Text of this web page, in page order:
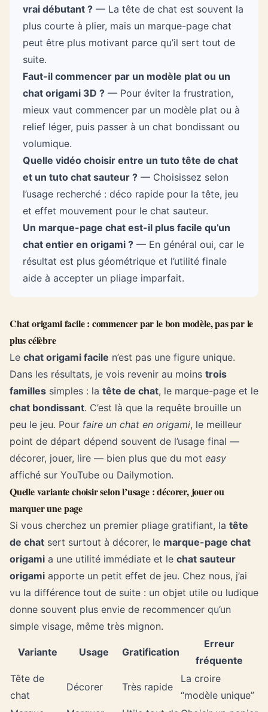
vrai débutant ? — La tête de chat est souvent la
plus courte à plier, mais un marque-page chat
peut être plus motivant parce qu’il sert tout de
suite.
Faut-il commencer par un modèle plat ou un
chat origami 3D ? — Pour éviter la frustration,
mieux vaut commencer par un modèle plat ou à
relief léger, puis passer à un chat bondissant ou
volumique.
Quelle vidéo choisir entre un tuto tête de chat
et un tuto chat sauteur ? — Choisissez selon
l’usage recherché : déco rapide pour la tête, jeu
et effet mouvement pour le chat sauteur.
Un marque-page chat est-il plus facile qu’un
chat entier en origami ? — En général oui, car le
résultat est plus géométrique et l’utilité finale
aide à accepter un pliage imparfait.
Chat origami facile : commencer par le bon modèle, pas par le
plus célèbre
Le chat origami facile n’est pas une figure unique.
Dans les résultats, je vois revenir au moins trois
familles simples : la tête de chat, le marque-page et le
chat bondissant. C’est là que la requête brouille un
peu le jeu. Pour faire un chat en origami, le meilleur
point de départ dépend souvent de l’usage final —
décorer, jouer, lire — bien plus que du mot easy
affiché sur YouTube ou Dailymotion.
Quelle variante choisir selon l’usage : décorer, jouer ou
marquer une page
Si vous cherchez un premier pliage gratifiant, la tête
de chat sert surtout à décorer, le marque-page chat
origami a une utilité immédiate et le chat sauteur
origami apporte un petit effet de jeu. Chez nous, j’ai
vu la différence tout de suite : un objet utile ou ludique
donne souvent plus envie de recommencer qu’un
simple visage, même très mignon.
Variante Usage Gratification
Erreur
fréquente
Tête de
chat
Décorer Très rapide
La croire
“modèle unique”